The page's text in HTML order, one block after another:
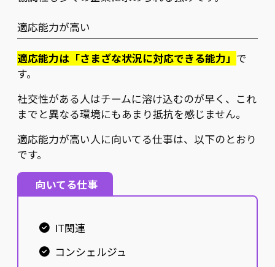
適応能力が高い
適応能力は「さまざな状況に対応できる能力」 で
す。
社交性がある人はチームに溶け込むのが早く、これ
までと異なる環境にもあまり抵抗を感じません。
適応能力が高い人に向いてる仕事は、以下のとおり
です。
向いてる仕事
IT関連
コンシェルジュ